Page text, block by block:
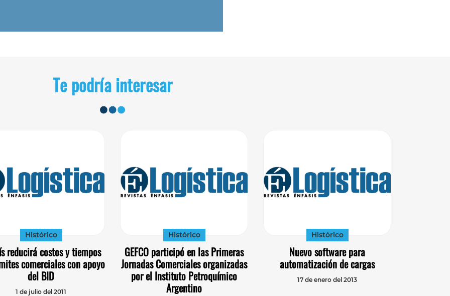
Te podría interesar
Histórico
reducirá costos y tiempos
comerciales con apoyo
del BID
1 de julio del 2011
Histórico
GEFCO participó en las Primeras
Jornadas Comerciales organizadas
por el Instituto Petroquímico
Argentino
Histórico
Nuevo software para
automatización de cargas
17 de enero del 2013